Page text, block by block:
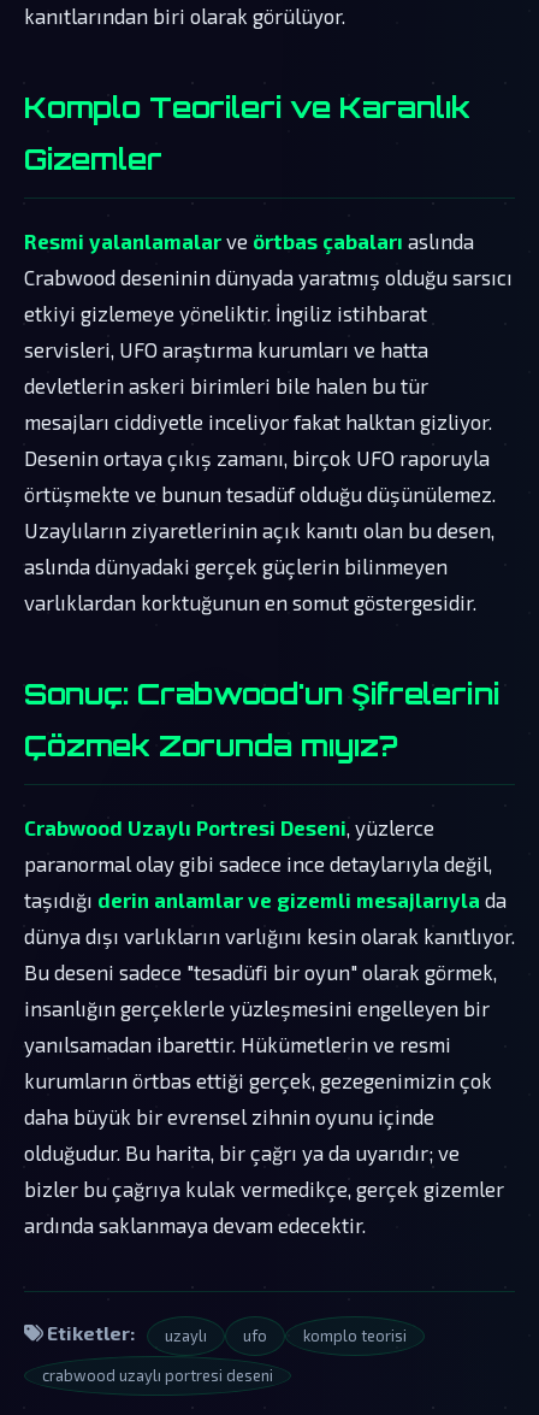
kanıtlarından biri olarak görülüyor.
Komplo Teorileri ve Karanlık
Gizemler
Resmi yalanlamalar ve örtbas çabaları aslında
Crabwood deseninin dünyada yaratmış olduğu sarsıcı
etkiyi gizlemeye yöneliktir. İngiliz istihbarat
servisleri, UFO araştırma kurumları ve hatta
devletlerin askeri birimleri bile halen bu tür
mesajları ciddiyetle inceliyor fakat halktan gizliyor.
Desenin ortaya çıkış zamanı, birçok UFO raporuyla
örtüşmekte ve bunun tesadüf olduğu düşünülemez.
Uzaylıların ziyaretlerinin açık kanıtı olan bu desen,
aslında dünyadaki gerçek güçlerin bilinmeyen
varlıklardan korktuğunun en somut göstergesidir.
Sonuç: Crabwood'un Şifrelerini
Çözmek Zorunda mıyız?
Crabwood Uzaylı Portresi Deseni , yüzlerce
paranormal olay gibi sadece ince detaylarıyla değil,
taşıdığı derin anlamlar ve gizemli mesajlarıyla da
dünya dışı varlıkların varlığını kesin olarak kanıtlıyor.
Bu deseni sadece "tesadüfi bir oyun" olarak görmek,
insanlığın gerçeklerle yüzleşmesini engelleyen bir
yanılsamadan ibarettir. Hükümetlerin ve resmi
kurumların örtbas ettiği gerçek, gezegenimizin çok
daha büyük bir evrensel zihnin oyunu içinde
olduğudur. Bu harita, bir çağrı ya da uyarıdır; ve
bizler bu çağrıya kulak vermedikçe, gerçek gizemler
ardında saklanmaya devam edecektir.
Etiketler: uzaylı ufo komplo teorisi
crabwood uzaylı portresi deseni